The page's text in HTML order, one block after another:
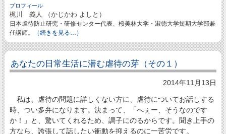
プロフィール
梶川 義人 （かじかわ よしと）
日本虐待防止研究・研修センター代表、桜美林大学・淑徳大学短期大学部兼
任講師。
（続きを見る…）
あなたの日常生活に潜む虐待の芽（その１）
2014年11月13日
私は、虐待の問題に詳しくない方に、虐待についてお話しする
時、つい多弁になります。決まって、「へぇー、そうなのです
か！」と、驚いてくれるため、調子にのるからです。聞き上手の
方なら、誇張して話したい衝動を抑えるのに一苦労です。